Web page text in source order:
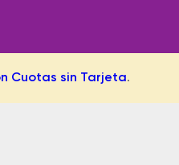
Cuotas sin Tarjeta.